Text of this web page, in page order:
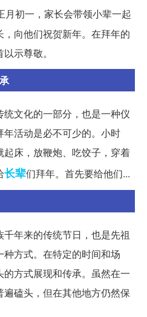
月初一，家长会带领小辈一起
向他们祝贺新年。在拜年的
示尊敬。
文化的一部分，也是一种仪
活动是必不可少的。小时
床，放鞭炮、吃饺子，穿着
长辈们拜年。首先要给他们...
年来的传统节日，也是先祖
方式。在特定的时间和场
方式展现和传承。虽然在一
磕头，但在其他地方仍然保